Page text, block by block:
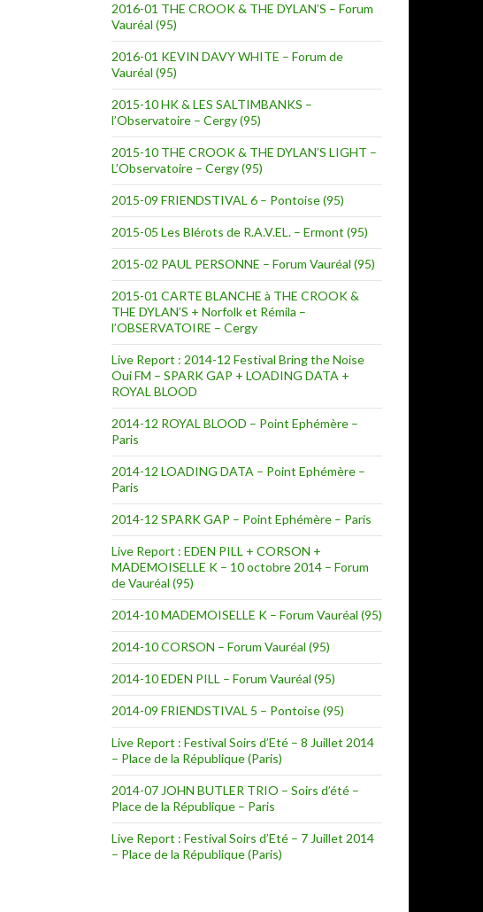
2016-01 THE CROOK & THE DYLAN’S – Forum
Vauréal (95)
2016-01 KEVIN DAVY WHITE – Forum de
Vauréal (95)
2015-10 HK & LES SALTIMBANKS –
l’Observatoire – Cergy (95)
2015-10 THE CROOK & THE DYLAN’S LIGHT –
L’Observatoire – Cergy (95)
2015-09 FRIENDSTIVAL 6 – Pontoise (95)
2015-05 Les Blérots de R.A.V.EL. – Ermont (95)
2015-02 PAUL PERSONNE – Forum Vauréal (95)
2015-01 CARTE BLANCHE à THE CROOK &
THE DYLAN’S + Norfolk et Rémila –
l’OBSERVATOIRE – Cergy
Live Report : 2014-12 Festival Bring the Noise
Oui FM – SPARK GAP + LOADING DATA +
ROYAL BLOOD
2014-12 ROYAL BLOOD – Point Ephémère –
Paris
2014-12 LOADING DATA – Point Ephémère –
Paris
2014-12 SPARK GAP – Point Ephémère – Paris
Live Report : EDEN PILL + CORSON +
MADEMOISELLE K – 10 octobre 2014 – Forum
de Vauréal (95)
2014-10 MADEMOISELLE K – Forum Vauréal (95)
2014-10 CORSON – Forum Vauréal (95)
2014-10 EDEN PILL – Forum Vauréal (95)
2014-09 FRIENDSTIVAL 5 – Pontoise (95)
Live Report : Festival Soirs d’Eté – 8 Juillet 2014
– Place de la République (Paris)
2014-07 JOHN BUTLER TRIO – Soirs d’été –
Place de la République – Paris
Live Report : Festival Soirs d’Eté – 7 Juillet 2014
– Place de la République (Paris)